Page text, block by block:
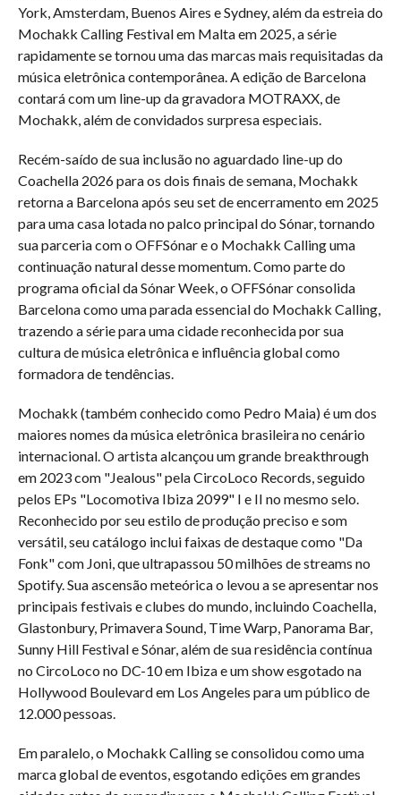
York, Amsterdam, Buenos Aires e Sydney, além da estreia do
Mochakk Calling Festival em Malta em 2025, a série
rapidamente se tornou uma das marcas mais requisitadas da
música eletrônica contemporânea. A edição de Barcelona
contará com um line-up da gravadora MOTRAXX, de
Mochakk, além de convidados surpresa especiais.
Recém-saído de sua inclusão no aguardado line-up do
Coachella 2026 para os dois finais de semana, Mochakk
retorna a Barcelona após seu set de encerramento em 2025
para uma casa lotada no palco principal do Sónar, tornando
sua parceria com o OFFSónar e o Mochakk Calling uma
continuação natural desse momentum. Como parte do
programa oficial da Sónar Week, o OFFSónar consolida
Barcelona como uma parada essencial do Mochakk Calling,
trazendo a série para uma cidade reconhecida por sua
cultura de música eletrônica e influência global como
formadora de tendências.
Mochakk (também conhecido como Pedro Maia) é um dos
maiores nomes da música eletrônica brasileira no cenário
internacional. O artista alcançou um grande breakthrough
em 2023 com "Jealous" pela CircoLoco Records, seguido
pelos EPs "Locomotiva Ibiza 2099" I e II no mesmo selo.
Reconhecido por seu estilo de produção preciso e som
versátil, seu catálogo inclui faixas de destaque como "Da
Fonk" com Joni, que ultrapassou 50 milhões de streams no
Spotify. Sua ascensão meteórica o levou a se apresentar nos
principais festivais e clubes do mundo, incluindo Coachella,
Glastonbury, Primavera Sound, Time Warp, Panorama Bar,
Sunny Hill Festival e Sónar, além de sua residência contínua
no CircoLoco no DC-10 em Ibiza e um show esgotado na
Hollywood Boulevard em Los Angeles para um público de
12.000 pessoas.
Em paralelo, o Mochakk Calling se consolidou como uma
marca global de eventos, esgotando edições em grandes